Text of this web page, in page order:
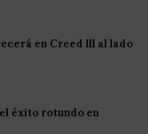
en Creed lll al lado
éxito rotundo en